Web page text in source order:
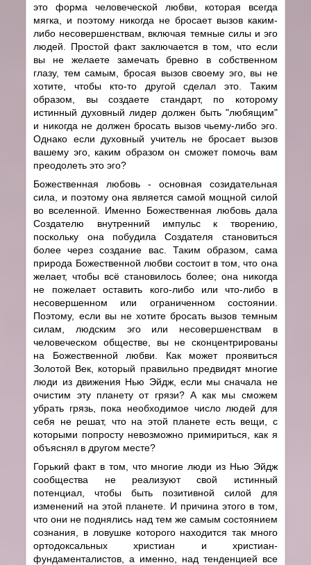
это форма человеческой любви, которая всегда
мягка, и поэтому никогда не бросает вызов каким-
либо несовершенствам, включая темные силы и эго
людей. Простой факт заключается в том, что если
вы не желаете замечать бревно в собственном
глазу, тем самым, бросая вызов своему эго, вы не
хотите, чтобы кто-то другой сделал это. Таким
образом, вы создаете стандарт, по которому
истинный духовный лидер должен быть "любящим"
и никогда не должен бросать вызов чьему-либо эго.
Однако если духовный учитель не бросает вызов
вашему эго, каким образом он сможет помочь вам
преодолеть это эго?
Божественная любовь - основная созидательная
сила, и поэтому она является самой мощной силой
во вселенной. Именно Божественная любовь дала
Создателю внутренний импульс к творению,
поскольку она побудила Создателя становиться
более через создание вас. Таким образом, сама
природа Божественной любви состоит в том, что она
желает, чтобы всё становилось более; она никогда
не пожелает оставить кого-либо или что-либо в
несовершенном или ограниченном состоянии.
Поэтому, если вы не хотите бросать вызов темным
силам, людским эго или несовершенствам в
человеческом обществе, вы не сконцентрированы
на Божественной любви. Как может проявиться
Золотой Век, который правильно предвидят многие
люди из движения Нью Эйдж, если мы сначала не
очистим эту планету от грязи? А как мы сможем
убрать грязь, пока необходимое число людей для
себя не решат, что на этой планете есть вещи, с
которыми попросту невозможно примириться, как я
объяснял в другом месте?
Горький факт в том, что многие люди из Нью Эйдж
сообщества не реализуют свой истинный
потенциал, чтобы быть позитивной силой для
изменений на этой планете. И причина этого в том,
что они не поднялись над тем же самым состоянием
сознания, в ловушке которого находится так много
ортодоксальных христиан и христиан-
фундаменталистов, а именно, над тенденцией все